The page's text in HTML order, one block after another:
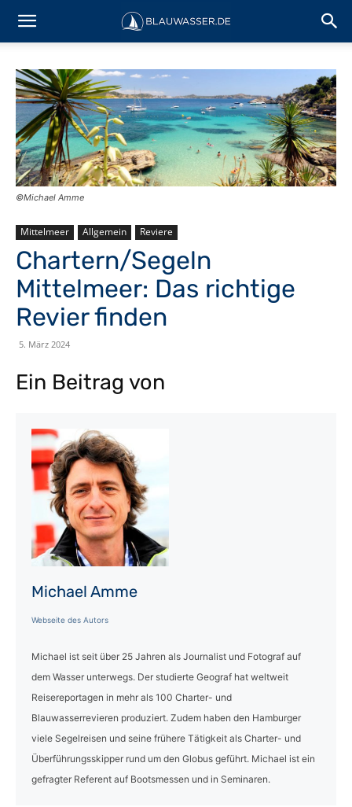
©Michael Amme
Mittelmeer Allgemein Reviere
Chartern/Segeln
Mittelmeer: Das richtige
Revier finden
5. März 2024
Ein Beitrag von
Michael Amme
Webseite des Autors
Michael ist seit über 25 Jahren als Journalist und Fotograf auf
dem Wasser unterwegs. Der studierte Geograf hat weltweit
Reisereportagen in mehr als 100 Charter- und
Blauwasserrevieren produziert. Zudem haben den Hamburger
viele Segelreisen und seine frühere Tätigkeit als Charter- und
Überführungsskipper rund um den Globus geführt. Michael ist ein
gefragter Referent auf Bootsmessen und in Seminaren.